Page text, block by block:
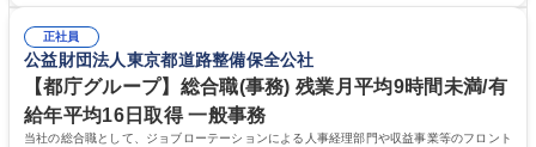
幅広い業務の体得が可能で、多様なキャリアパスを描くことも可能です。
募集職種 【総務】未経験歓迎◎/リモート可/世界で唯一の事業/福利厚生◎/
再雇用有
対処できる・新しいことに興味関心がある 【魅力】■自己啓発支援：資格
取得や通信教育など費用の80%（年間25万円まで）を補助 ■住宅手当：家
賃の50%（月額7万円まで）を補助 学歴・資格 学歴：大学院 大学 語学
力： 資格：
正社員
公益財団法人東京都道路整備保全公社
【都庁グループ】総合職(事務) 残業月平均9時間未満/有
給年平均16日取得 一般事務
当社の総合職として、ジョブローテーションによる人事経理部門や収益事業等のフロント